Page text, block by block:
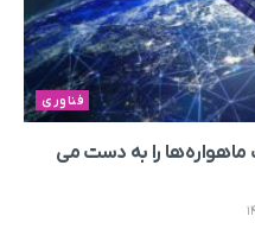
فناوری
ماهواره‌ها را به دست می‌